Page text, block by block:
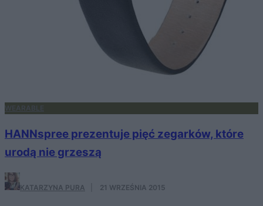
WEARABLE
HANNspree prezentuje pięć zegarków, które
urodą nie grzeszą
KATARZYNA PURA 21 WRZEŚNIA 2015